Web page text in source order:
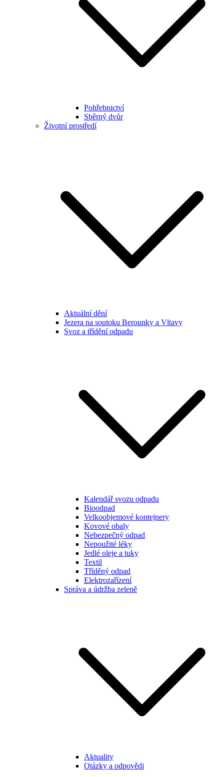
Pohřebnictví
Sběrný dvůr
Životní prostředí
Aktuální dění
Jezera na soutoku Berounky a Vltavy
Svoz a třídění odpadu
Kalendář svozu odpadu
Bioodpad
Velkoobjemové kontejnery
Kovové obaly
Nebezpečný odpad
Nepoužité léky
Jedlé oleje a tuky
Textil
Tříděný odpad
Elektrozařízení
Správa a údržba zeleně
Aktuality
Otázky a odpovědi